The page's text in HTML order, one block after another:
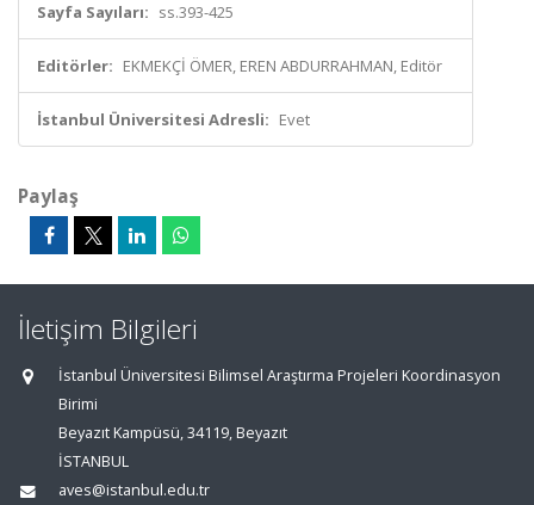
Sayfa Sayıları: ss.393-425
Editörler: EKMEKÇİ ÖMER, EREN ABDURRAHMAN, Editör
İstanbul Üniversitesi Adresli: Evet
Paylaş
İletişim Bilgileri
İstanbul Üniversitesi Bilimsel Araştırma Projeleri Koordinasyon
Birimi
Beyazıt Kampüsü, 34119, Beyazıt
İSTANBUL
aves@istanbul.edu.tr